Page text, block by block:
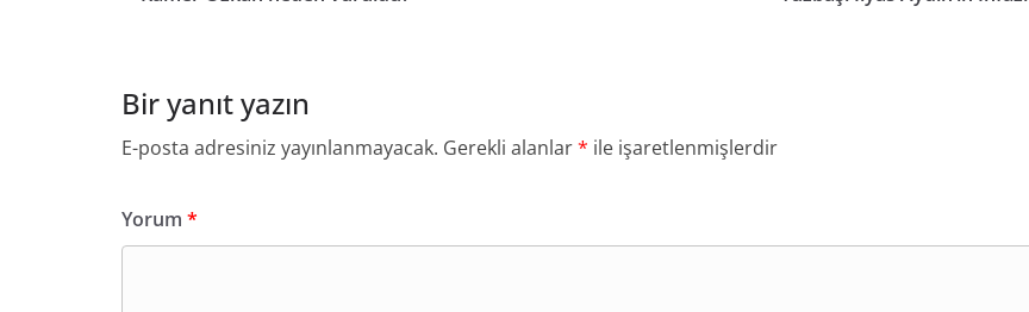
Bir yanıt yazın
E-posta adresiniz yayınlanmayacak. Gerekli alanlar* ile işaretlenmişlerdir
Yorum *